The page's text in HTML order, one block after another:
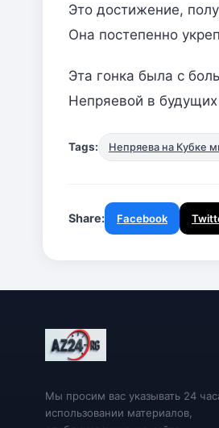
Это достижение,
Она постепенно
Эта гонка была с
Непряевой в
Tags: Непряева на Кубке
Share: Facebook
Мы просим вас указывать 24
использовании материалов,